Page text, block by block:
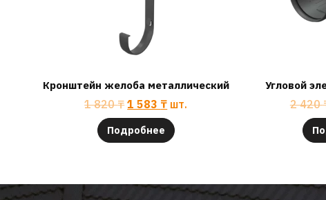
Кронштейн желоба металлический
1 820₸ 1 583 ₸ шт.
Подробнее
Угловой
2 420